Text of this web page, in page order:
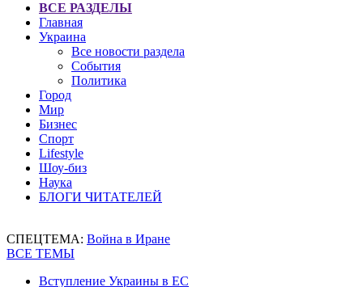
ВСЕ РАЗДЕЛЫ
Главная
Украина
Все новости раздела
События
Политика
Город
Мир
Бизнес
Спорт
Lifestyle
Шоу-биз
Наука
БЛОГИ ЧИТАТЕЛЕЙ
СПЕЦТЕМА: Война в Иране
ВСЕ ТЕМЫ
Вступление Украины в ЕС